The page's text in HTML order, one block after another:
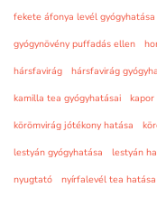
fekete áfonya levél gyógyhatása
gyógynövény puffadás ellen
hársfavirág
hársfavirág
kamilla tea gyógyhatásai
kapor
körömvirág jótékony hatása
lestyán gyógyhatása
lestyán
nyugtató
nyírfalevél tea hatása